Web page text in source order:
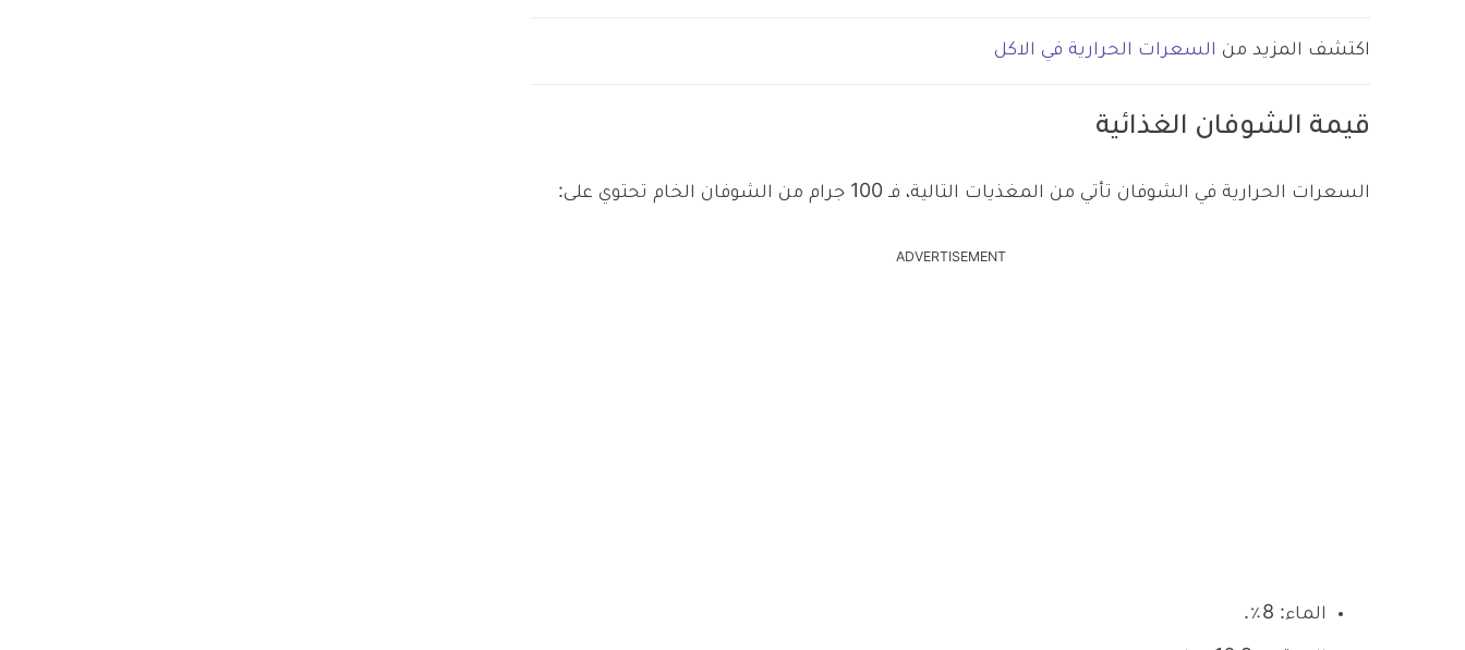
اكتشف المزيد من السعرات الحرارية في الاكل
قيمة الشوفان الغذائية
السعرات الحرارية في الشوفان تأتي من المغذيات التالية، فـ 100 جرام من الشوفان الخام تحتوي على:
ADVERTISEMENT
الماء: 8٪.